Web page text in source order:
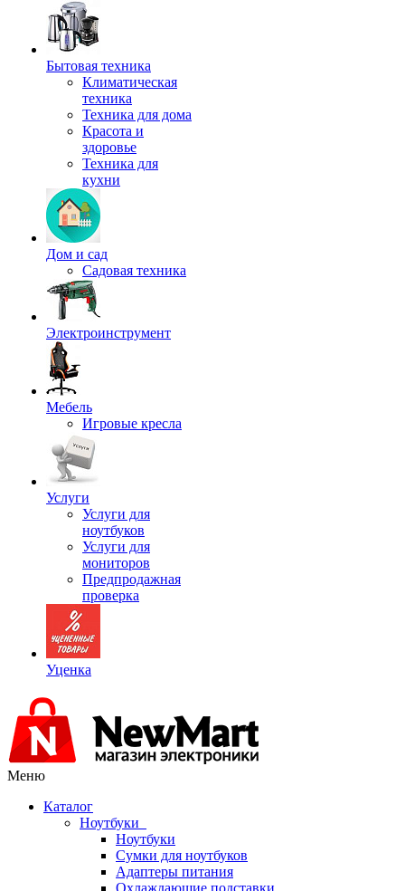
Бытовая техника
Климатическая
техника
Техника для дома
Красота и
здоровье
Техника для
кухни
Дом и сад
Садовая техника
Электроинструмент
Мебель
Игровые кресла
Услуги
Услуги для
ноутбуков
Услуги для
мониторов
Предпродажная
проверка
Уценка
Меню
Каталог
Ноутбуки
Ноутбуки
Сумки для ноутбуков
Адаптеры питания
Охлаждающие подставки